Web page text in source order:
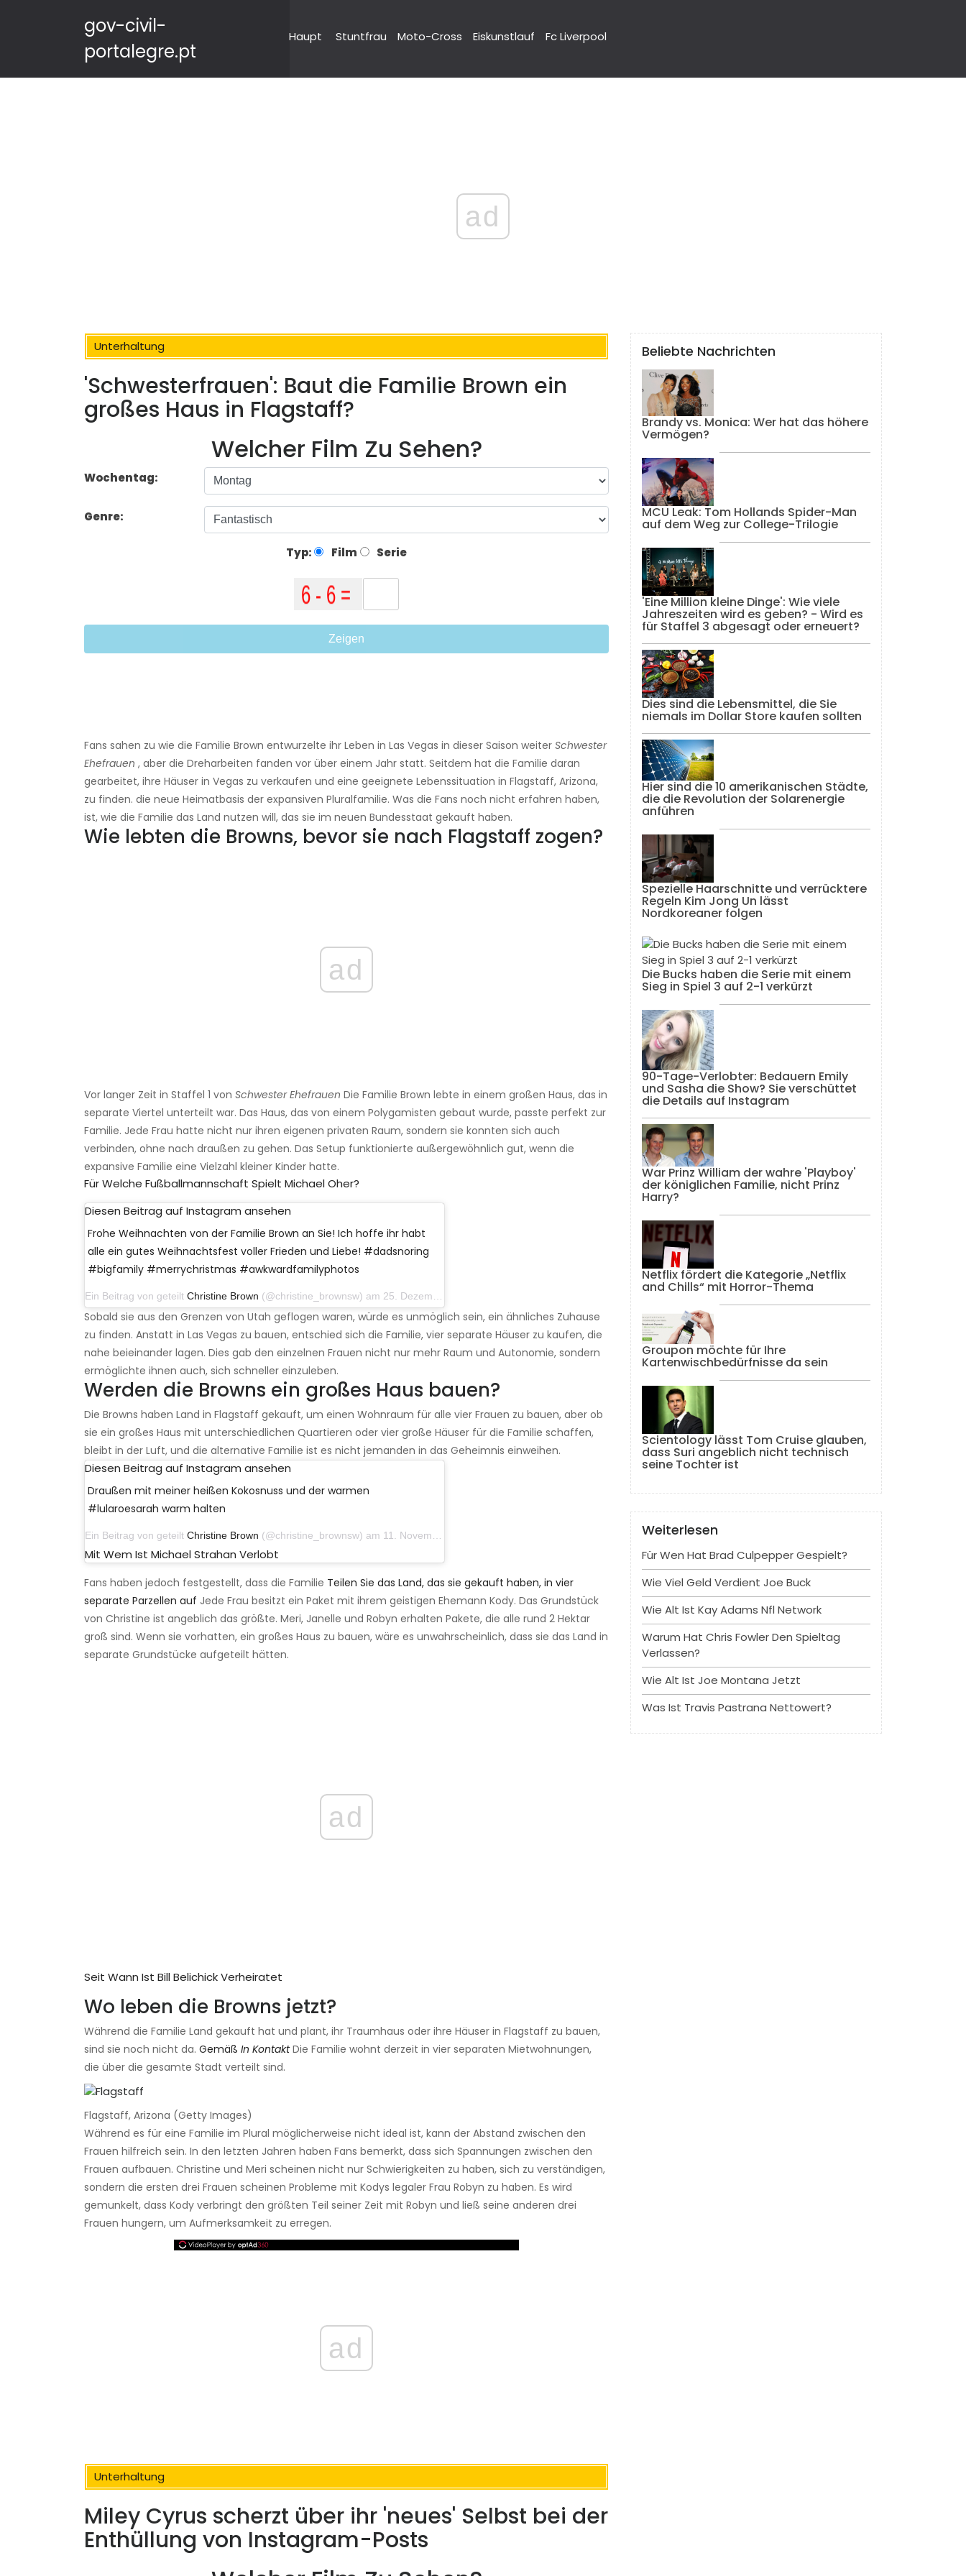
gov-civil-
portalegre.pt
Haupt Stuntfrau Moto-Cross Eiskunstlauf Fc Liverpool
ad
Unterhaltung
'Schwesterfrauen': Baut die Familie Brown ein
großes Haus in Flagstaff?
Welcher Film Zu Sehen?
Wochentag:
Genre:
Typ: Film Serie
Zeigen
Fans sahen zu wie die Familie Brown entwurzelte ihr Leben in Las Vegas in dieser Saison weiter Schwester
Ehefrauen , aber die Dreharbeiten fanden vor über einem Jahr statt. Seitdem hat die Familie daran
gearbeitet, ihre Häuser in Vegas zu verkaufen und eine geeignete Lebenssituation in Flagstaff, Arizona,
zu finden. die neue Heimatbasis der expansiven Pluralfamilie. Was die Fans noch nicht erfahren haben,
ist, wie die Familie das Land nutzen will, das sie im neuen Bundesstaat gekauft haben.
Wie lebten die Browns, bevor sie nach Flagstaff zogen?
ad
Vor langer Zeit in Staffel 1 von Schwester Ehefrauen Die Familie Brown lebte in einem großen Haus, das in
separate Viertel unterteilt war. Das Haus, das von einem Polygamisten gebaut wurde, passte perfekt zur
Familie. Jede Frau hatte nicht nur ihren eigenen privaten Raum, sondern sie konnten sich auch
verbinden, ohne nach draußen zu gehen. Das Setup funktionierte außergewöhnlich gut, wenn die
expansive Familie eine Vielzahl kleiner Kinder hatte.
Für Welche Fußballmannschaft Spielt Michael Oher?
Diesen Beitrag auf Instagram ansehen
Frohe Weihnachten von der Familie Brown an Sie! Ich hoffe ihr habt
alle ein gutes Weihnachtsfest voller Frieden und Liebe! #dadsnoring
#bigfamily #merrychristmas #awkwardfamilyphotos
Ein Beitrag von geteilt Christine Brown (@christine_brownsw) am 25. Dezember 2018 um 11:16 Uhr PST
Sobald sie aus den Grenzen von Utah geflogen waren, würde es unmöglich sein, ein ähnliches Zuhause
zu finden. Anstatt in Las Vegas zu bauen, entschied sich die Familie, vier separate Häuser zu kaufen, die
nahe beieinander lagen. Dies gab den einzelnen Frauen nicht nur mehr Raum und Autonomie, sondern
ermöglichte ihnen auch, sich schneller einzuleben.
Werden die Browns ein großes Haus bauen?
Die Browns haben Land in Flagstaff gekauft, um einen Wohnraum für alle vier Frauen zu bauen, aber ob
sie ein großes Haus mit unterschiedlichen Quartieren oder vier große Häuser für die Familie schaffen,
bleibt in der Luft, und die alternative Familie ist es nicht jemanden in das Geheimnis einweihen.
Diesen Beitrag auf Instagram ansehen
Draußen mit meiner heißen Kokosnuss und der warmen
#lularoesarah warm halten
Ein Beitrag von geteilt Christine Brown (@christine_brownsw) am 11. November 2018 um 16:32 Uhr PST
Mit Wem Ist Michael Strahan Verlobt
Fans haben jedoch festgestellt, dass die Familie Teilen Sie das Land, das sie gekauft haben, in vier
separate Parzellen auf Jede Frau besitzt ein Paket mit ihrem geistigen Ehemann Kody. Das Grundstück
von Christine ist angeblich das größte. Meri, Janelle und Robyn erhalten Pakete, die alle rund 2 Hektar
groß sind. Wenn sie vorhatten, ein großes Haus zu bauen, wäre es unwahrscheinlich, dass sie das Land in
separate Grundstücke aufgeteilt hätten.
ad
Seit Wann Ist Bill Belichick Verheiratet
Wo leben die Browns jetzt?
Während die Familie Land gekauft hat und plant, ihr Traumhaus oder ihre Häuser in Flagstaff zu bauen,
sind sie noch nicht da. Gemäß In Kontakt Die Familie wohnt derzeit in vier separaten Mietwohnungen,
die über die gesamte Stadt verteilt sind.
Flagstaff, Arizona (Getty Images)
Während es für eine Familie im Plural möglicherweise nicht ideal ist, kann der Abstand zwischen den
Frauen hilfreich sein. In den letzten Jahren haben Fans bemerkt, dass sich Spannungen zwischen den
Frauen aufbauen. Christine und Meri scheinen nicht nur Schwierigkeiten zu haben, sich zu verständigen,
sondern die ersten drei Frauen scheinen Probleme mit Kodys legaler Frau Robyn zu haben. Es wird
gemunkelt, dass Kody verbringt den größten Teil seiner Zeit mit Robyn und ließ seine anderen drei
Frauen hungern, um Aufmerksamkeit zu erregen.
ad
Unterhaltung
Miley Cyrus scherzt über ihr 'neues' Selbst bei der
Enthüllung von Instagram-Posts
Beliebte Nachrichten
Brandy vs. Monica: Wer hat das höhere
Vermögen?
MCU Leak: Tom Hollands Spider-Man
auf dem Weg zur College-Trilogie
'Eine Million kleine Dinge': Wie viele
Jahreszeiten wird es geben? - Wird es
für Staffel 3 abgesagt oder erneuert?
Dies sind die Lebensmittel, die Sie
niemals im Dollar Store kaufen sollten
Hier sind die 10 amerikanischen Städte,
die die Revolution der Solarenergie
anführen
Spezielle Haarschnitte und verrücktere
Regeln Kim Jong Un lässt
Nordkoreaner folgen
Die Bucks haben die Serie mit einem
Sieg in Spiel 3 auf 2-1 verkürzt
90-Tage-Verlobter: Bedauern Emily
und Sasha die Show? Sie verschüttet
die Details auf Instagram
War Prinz William der wahre 'Playboy'
der königlichen Familie, nicht Prinz
Harry?
Netflix fördert die Kategorie „Netflix
and Chills“ mit Horror-Thema
Groupon möchte für Ihre
Kartenwischbedürfnisse da sein
Scientology lässt Tom Cruise glauben,
dass Suri angeblich nicht technisch
seine Tochter ist
Weiterlesen
Für Wen Hat Brad Culpepper Gespielt?
Wie Viel Geld Verdient Joe Buck
Wie Alt Ist Kay Adams Nfl Network
Warum Hat Chris Fowler Den Spieltag
Verlassen?
Wie Alt Ist Joe Montana Jetzt
Was Ist Travis Pastrana Nettowert?